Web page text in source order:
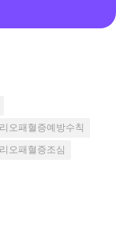
오패혈증예방수칙
오패혈증조심